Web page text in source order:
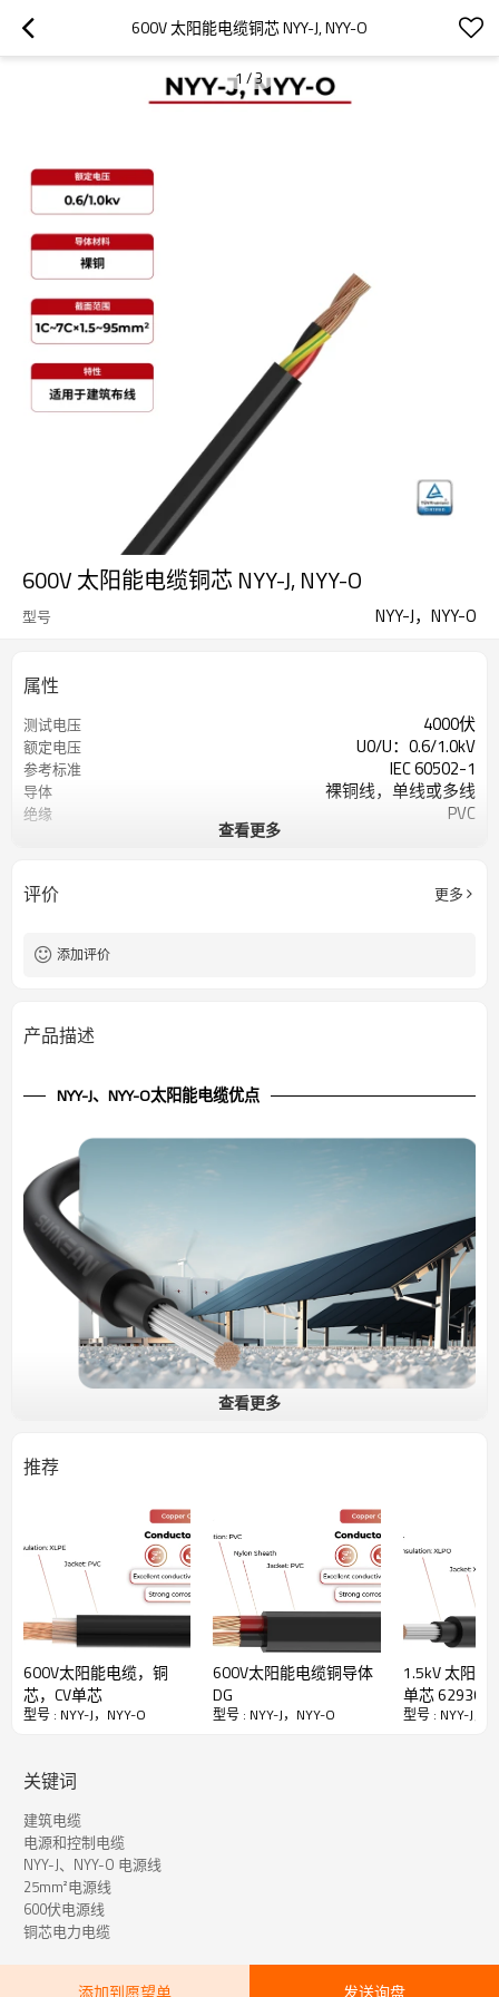
600V 太阳能电缆铜芯 NYY-J, NYY-O
1 /3
600V 太阳能电缆铜芯 NYY-J, NYY-O
型号 NYY-J，NYY-O
属性
测试电压 4000伏
额定电压 U0/U：0.6/1.0kV
参考标准 IEC 60502-1
导体 裸铜线，单线或多线
绝缘 PVC
安装过程中
固定安装 -40°C 至 +70°C
查看更多
评价 更多
添加评价
产品描述
NYY-J、NYY-O太阳能电缆优点
NYY电缆已获得TÜV认证，可广泛应用于欧洲各国的建筑、储能系统
等场景。该电缆的绝缘层和护套层均采用PVC材质，柔软易敷设。此
外，PVC材质还能有效保证电缆的防潮防尘性能，克服建筑工地潮湿
环境和密闭空间粉尘的影响。
·阻燃 IEC60332-1
· 可用于建筑
NYY-J、NYY-O 太阳能电缆技术数据
核心识别码
≤ 5 个核心：以颜色区分
保护导体
额定温度
测试电压
额定电压
参考标准
IEC 60502-1
查看更多
推荐
600V太阳能电缆，铜
芯，CV单芯
型号 : NYY-J，NYY-O
600V太阳能电缆铜导体
DG
型号 : NYY-J，NYY-O
1.5kV 太阳能
单芯 62930
H1Z2Z2-K
型号 : NYY-J，
关键词
建筑电缆
电源和控制电缆
NYY-J、NYY-O 电源线
25mm²电源线
600伏电源线
铜芯电力电缆
添加到愿望单 发送询盘